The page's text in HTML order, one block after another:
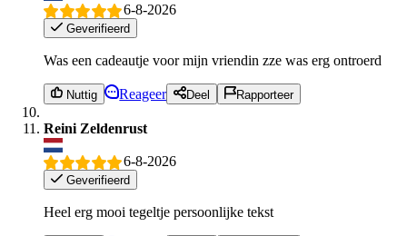
6-8-2026
Geverifieerd
Was een cadeautje voor mijn vriendin zze was erg ontroerd
Nuttig Reageer Deel Rapporteer
Reini Zeldenrust
6-8-2026
Geverifieerd
Heel erg mooi tegeltje persoonlijke tekst